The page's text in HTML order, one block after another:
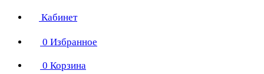
Кабинет
0 Избранное
0 Корзина